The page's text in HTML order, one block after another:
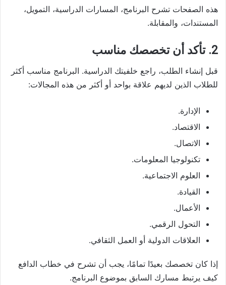
هذه الصفحات تشرح البرنامج، المسارات الدراسية، التمويل،
المستندات، والمقابلة.
2. تأكد أن تخصصك مناسب
قبل إنشاء الطلب، راجع خلفيتك الدراسية. البرنامج مناسب أكثر
للطلاب الذين لديهم علاقة بواحد أو أكثر من هذه المجالات:
الإدارة.
الاقتصاد.
الاتصال.
تكنولوجيا المعلومات.
العلوم الاجتماعية.
القيادة.
الأعمال.
التحول الرقمي.
العلاقات الدولية أو العمل الثقافي.
إذا كان تخصصك بعيدًا تمامًا، يجب أن تشرح في خطاب الدافع
كيف يرتبط مسارك السابق بموضوع البرنامج.